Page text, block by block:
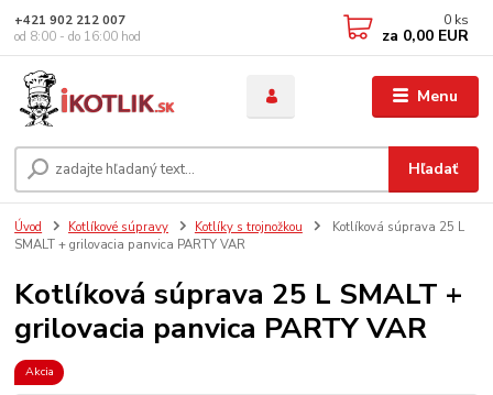
Menu
Hľadať
+421 902 212 007
od 8:00 - do 16:00 hod
0 ks
za 0,00 EUR
Úvod Kotlíkové súpravy Kotlíky s trojnožkou
Kotlíková súprava 25 L
SMALT + grilovacia panvica PARTY VAR
Kotlíková súprava 25 L SMALT +
grilovacia panvica PARTY VAR
Akcia